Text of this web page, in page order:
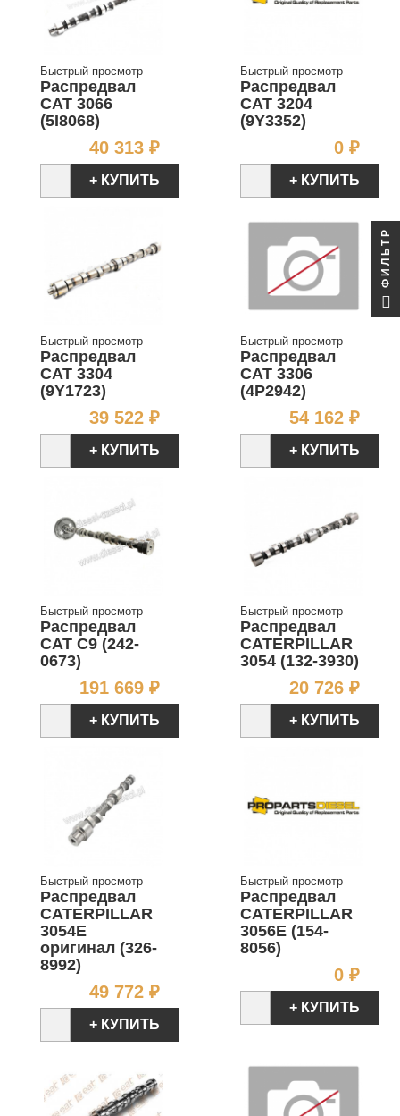
Быстрый просмотр
Распредвал
CAT 3066
(5I8068)
40 313 ₽Цена
+ КУПИТЬ
Быстрый просмотр
Распредвал
CAT 3204
(9Y3352)
0 ₽
+ КУПИТЬ
Быстрый просмотр
Распредвал
CAT 3304
(9Y1723)
39 522 ₽Цена
+ КУПИТЬ
Быстрый просмотр
Распредвал
CAT 3306
(4P2942)
54 162 ₽
+ КУПИТЬ
Быстрый просмотр
Распредвал
CAT C9 (242-
0673)
191 669 ₽Цена
+ КУПИТЬ
Быстрый просмотр
Распредвал
CATERPILLAR
3054 (132-3930)
20 726 ₽
+ КУПИТЬ
Быстрый просмотр
Распредвал
CATERPILLAR
3054E
оригинал (326-
8992)
49 772 ₽Цена
+ КУПИТЬ
Быстрый просмотр
Распредвал
CATERPILLAR
3056E (154-
8056)
0 ₽
+ КУПИТЬ
ФИЛЬТР